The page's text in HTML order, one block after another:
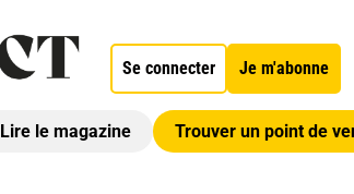
Se connecter Je m'abonne
Lire le magazine Trouver un point de